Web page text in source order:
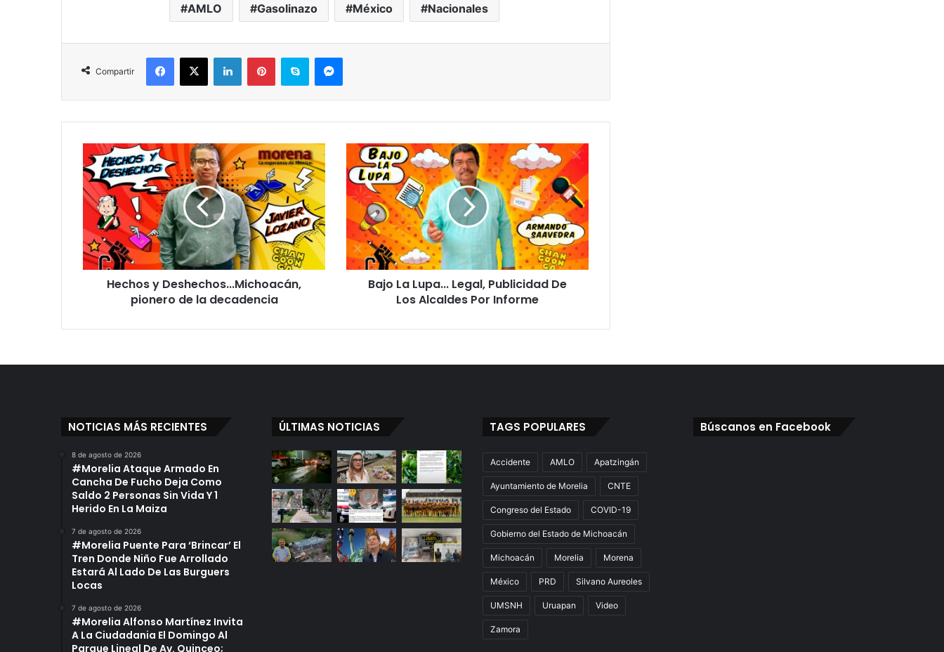
AMLO Gasolinazo México Nacionales
Compartir
e
c
h
y
D
e
c
M
c
h
o
a
á
n
,
p
o
n
e
Hechos y Deshechos...Michoacán,
pionero de la decadencia
a
j
o
a
L
p
.
P
b
l
i
c
i
d
a
d
Bajo La Lupa... Legal, Publicidad De
Los Alcaldes Por Informe
NOTICIAS MÁS RECIENTES
8 de agosto de 2026
#Morelia Ataque Armado En
Cancha De Fucho Deja Como
Saldo 2 Personas Sin Vida Y 1
Herido En La Maiza
7 de agosto de 2026
#Morelia Puente Para ‘Brincar’ El
Tren Donde Niño Fue Arrollado
Estará Al Lado De Las Burguers
Locas
7 de agosto de 2026
#Morelia Alfonso Martínez Invita
A La Ciudadania El Domingo Al
Parque Lineal De Av. Quinceo;
ÚLTIMAS NOTICIAS TAGS POPULARES
Accidente AMLO Apatzingán
Ayuntamiento de Morelia CNTE
Congreso del Estado COVID-19
Gobierno del Estado de Michoacán
Michoacán Morelia Morena
México PRD Silvano Aureoles
UMSNH Uruapan Video
Zamora
Búscanos en Facebook